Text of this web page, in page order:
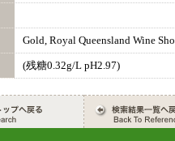
Gold, Royal Queensland Wine
(残糖0.32g/L pH2.97)